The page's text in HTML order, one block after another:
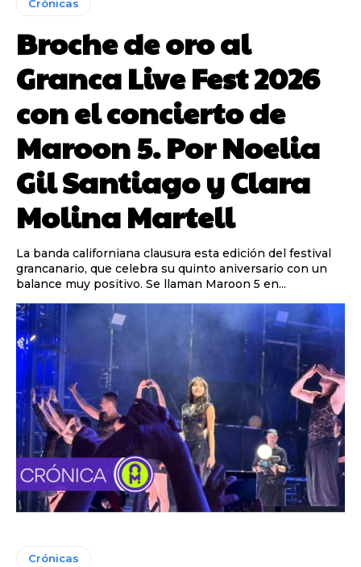
Crónicas
Broche de oro al
Granca Live Fest 2026
con el concierto de
Maroon 5. Por Noelia
Gil Santiago y Clara
Molina Martell
La banda californiana clausura esta edición del festival
grancanario, que celebra su quinto aniversario con un
balance muy positivo. Se llaman Maroon 5 en...
Crónicas